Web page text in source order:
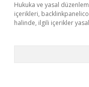
Hukuka ve yasal
içerikleri,
halinde, ilgili içerikler